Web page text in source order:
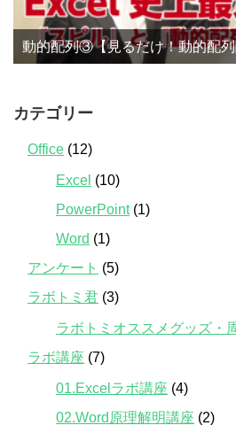
動的配列③【見るだけ！動的配
カテゴリー
Office (12)
Excel (10)
PowerPoint(1)
Word (1)
アンケート (5)
ラボトミ君 (3)
ラボトミオススメグッズ・
ラボ講座 (7)
01.Excelラボ講座 (4)
02.Word原理解明講座 (2)